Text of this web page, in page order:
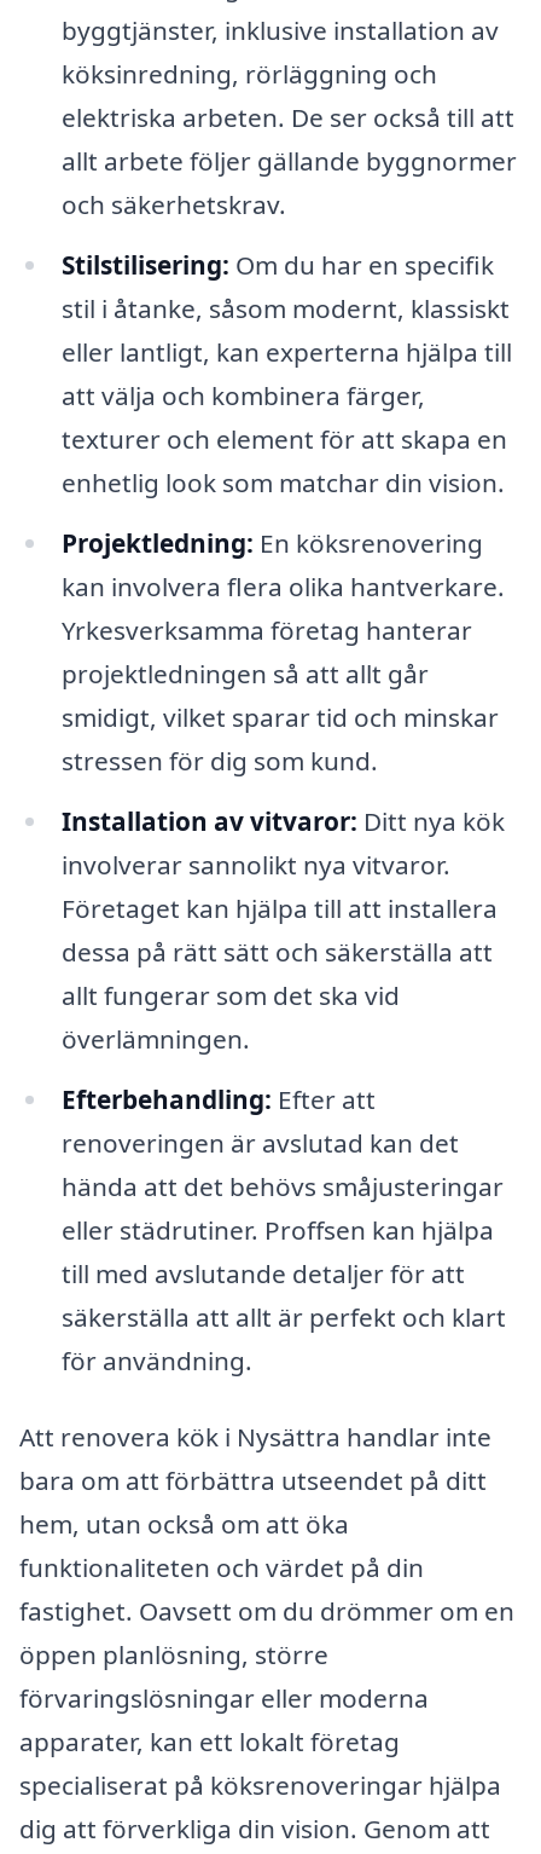
byggtjänster, inklusive installation av
köksinredning, rörläggning och
elektriska arbeten. De ser också till att
allt arbete följer gällande byggnormer
och säkerhetskrav.
Stilstilisering: Om du har en specifik
stil i åtanke, såsom modernt, klassiskt
eller lantligt, kan experterna hjälpa till
att välja och kombinera färger,
texturer och element för att skapa en
enhetlig look som matchar din vision.
Projektledning: En köksrenovering
kan involvera flera olika hantverkare.
Yrkesverksamma företag hanterar
projektledningen så att allt går
smidigt, vilket sparar tid och minskar
stressen för dig som kund.
Installation av vitvaror: Ditt nya kök
involverar sannolikt nya vitvaror.
Företaget kan hjälpa till att installera
dessa på rätt sätt och säkerställa att
allt fungerar som det ska vid
överlämningen.
Efterbehandling: Efter att
renoveringen är avslutad kan det
hända att det behövs småjusteringar
eller städrutiner. Proffsen kan hjälpa
till med avslutande detaljer för att
säkerställa att allt är perfekt och klart
för användning.
Att renovera kök i Nysättra handlar inte
bara om att förbättra utseendet på ditt
hem, utan också om att öka
funktionaliteten och värdet på din
fastighet. Oavsett om du drömmer om en
öppen planlösning, större
förvaringslösningar eller moderna
apparater, kan ett lokalt företag
specialiserat på köksrenoveringar hjälpa
dig att förverkliga din vision. Genom att